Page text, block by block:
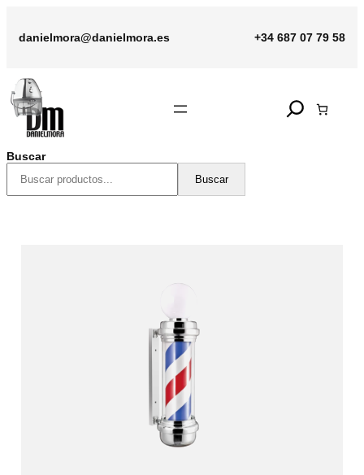
contenido
danielmora@danielmora.es +34 687 07 79 58
Search
Buscar
Buscar